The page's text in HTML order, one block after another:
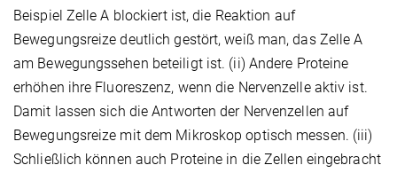
Beispiel Zelle A blockiert ist, die Reaktion auf
Bewegungsreize deutlich gestört, weiß man, das Zelle A
am Bewegungssehen beteiligt ist. (ii) Andere Proteine
erhöhen ihre Fluoreszenz, wenn die Nervenzelle aktiv ist.
Damit lassen sich die Antworten der Nervenzellen auf
Bewegungsreize mit dem Mikroskop optisch messen. (iii)
Schließlich können auch Proteine in die Zellen eingebracht